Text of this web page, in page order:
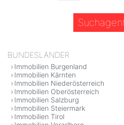
BUNDESLÄNDER
Immobilien Burgenland
Immobilien Kärnten
Immobilien Niederösterreich
Immobilien Oberösterreich
Immobilien Salzburg
Immobilien Steiermark
Immobilien Tirol